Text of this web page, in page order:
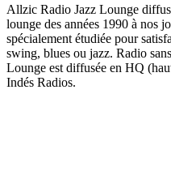
Allzic Radio Jazz Lounge
lounge des années 1990 à nos
spécialement étudiée pour
swing, blues ou jazz. Radio
Lounge est diffusée en HQ
Indés Radios.